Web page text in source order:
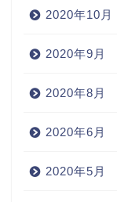
2020年10月
2020年9月
2020年8月
2020年6月
2020年5月